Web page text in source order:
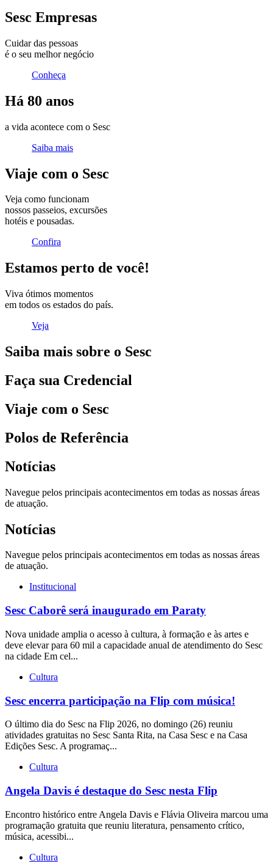
Sesc Empresas
Cuidar das pessoas
é o seu melhor negócio
Conheça
Há 80 anos
a vida acontece com o Sesc
Saiba mais
Viaje com o Sesc
Veja como funcionam
nossos passeios, excursões
hotéis e pousadas.
Confira
Estamos perto de você!
Viva ótimos momentos
em todos os estados do país.
Veja
Saiba mais sobre o Sesc
Faça sua Credencial
Viaje com o Sesc
Polos de Referência
Notícias
Navegue pelos principais acontecimentos em todas as nossas áreas
de atuação.
Notícias
Navegue pelos principais acontecimentos em todas as nossas áreas
de atuação.
Institucional
Sesc Caborê será inaugurado em Paraty
Nova unidade amplia o acesso à cultura, à formação e às artes e
deve elevar para 60 mil a capacidade anual de atendimento do Sesc
na cidade Em cel...
Cultura
Sesc encerra participação na Flip com música!
O último dia do Sesc na Flip 2026, no domingo (26) reuniu
atividades gratuitas no Sesc Santa Rita, na Casa Sesc e na Casa
Edições Sesc. A programaç...
Cultura
Angela Davis é destaque do Sesc nesta Flip
Encontro histórico entre Angela Davis e Flávia Oliveira marcou uma
programação gratuita que reuniu literatura, pensamento crítico,
música, acessibi...
Cultura